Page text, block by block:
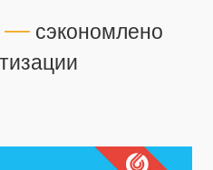
— сэкономлено